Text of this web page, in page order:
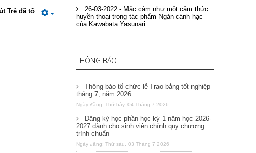
Trẻ đã tổ
26-03-2022 - Mặc cảm như một cảm thức
huyền thoại trong tác phẩm Ngàn cánh hạc
của Kawabata Yasunari
THÔNG BÁO
Thông báo tổ chức lễ Trao bằng tốt nghiệp
tháng 7, năm 2026
Ngày đăng: Thứ bảy, 04 Tháng 7 2026
Đăng ký học phần học kỳ 1 năm học 2026-
2027 dành cho sinh viên chính quy chương
trình chuẩn
Ngày đăng: Thứ sáu, 03 Tháng 7 2026